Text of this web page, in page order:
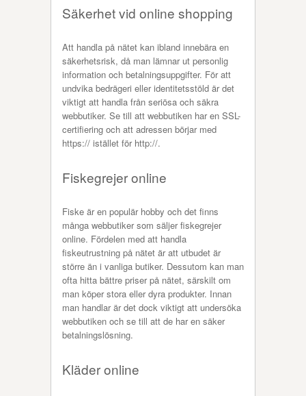
Säkerhet vid online shopping
Att handla på nätet kan ibland innebära en
säkerhetsrisk, då man lämnar ut personlig
information och betalningsuppgifter. För att
undvika bedrägeri eller identitetsstöld är det
viktigt att handla från seriösa och säkra
webbutiker. Se till att webbutiken har en SSL-
certifiering och att adressen börjar med
https:// istället för http://.
Fiskegrejer online
Fiske är en populär hobby och det finns
många webbutiker som säljer fiskegrejer
online. Fördelen med att handla
fiskeutrustning på nätet är att utbudet är
större än i vanliga butiker. Dessutom kan man
ofta hitta bättre priser på nätet, särskilt om
man köper stora eller dyra produkter. Innan
man handlar är det dock viktigt att undersöka
webbutiken och se till att de har en säker
betalningslösning.
Kläder online